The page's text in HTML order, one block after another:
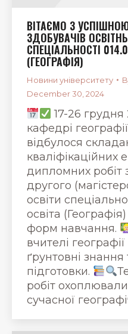
ВІТАЄМО З
ЗДОБУВАЧІВ
СПЕЦІАЛЬНОСТІ
(ГЕОГРАФІЯ)
Новини університету
December 30, 2024
17-26
кафедрі
відбулося
кваліфікаційних
дипломних робіт
другого
освіти
освіта
форм навчання.
вчителі
ґрунтовні
підготовки.
робіт
сучасної